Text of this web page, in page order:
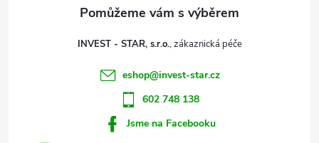
INVEST - STAR, s.r.o.
eshop@invest-star.cz
602 748 138
Jsme na Facebooku